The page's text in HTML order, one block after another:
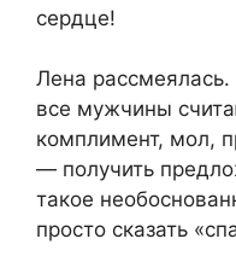
сердце!
Лена
все мужчины
комплимент, мол,
— получить
такое
просто сказать